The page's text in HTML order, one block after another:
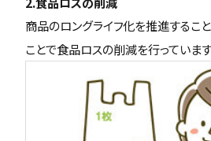
商品のロングライフ化を推進するこ
ことで食品ロスの削減を行っています